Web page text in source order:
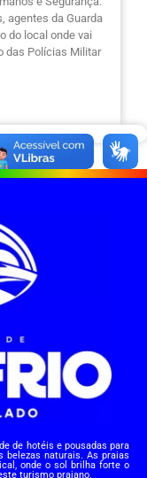
agentes da Guarda
do local onde vai
das Polícias Militar
de hotéis e pousadas para
belezas naturais. As praias
onde o sol brilha forte o
turismo praiano.